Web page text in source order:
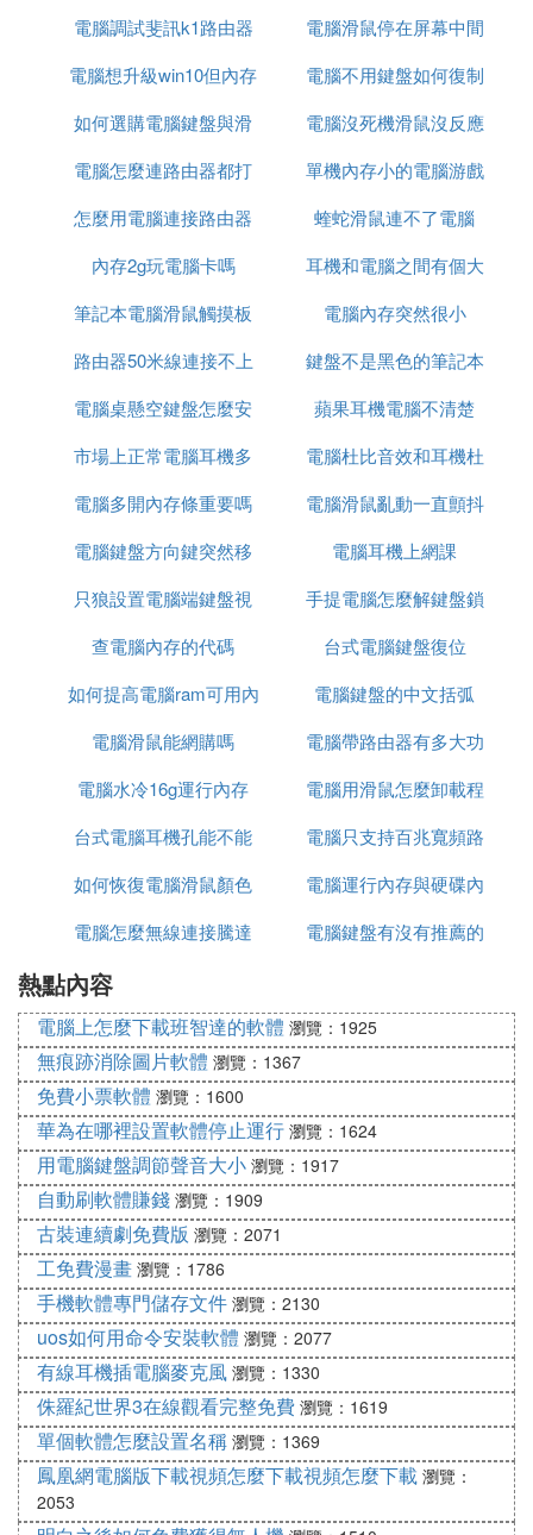
內存是電腦中最重要的配件之一，它的作用毋庸置
疑，那麼內存最常見的故障都有哪些呢？
常見故障一：開機無顯示；
內存條原因出現此類故障一般是因為內存條與主板內
存插槽接觸不良造成，只要用橡皮擦來回擦試其金手
指部位即可解決問題（不要用酒精等清洗），還有就
是內存損壞或主板內存槽有問題也會造成此類故障。
般都會長時間蜂鳴（針對Award Bios而言）。
常見故障二：Windows注冊表經常無故損壞，提示要
求用戶恢復此類故障一般都是因為內存條質量不佳引
起，很難予以修復，唯有更換一途。
常見故障三：Windows經常自動進入安全模式；
此類故障一般是由於主板與內存條不兼容或內存條質
量不佳引起，常見於高頻率的內存用於某些不支持此
頻率內存條的主板上，可以嘗試在CMOS設置內降低
內存讀取速度看能否解決問題，如若不行，那就只有
此類故障一般是由於採用了幾種不同晶元的內存條，
由於各內存條速度不同產生一個時間差從而導致死
決，否則，唯有使用同型號內存。還有一種可能就是
內存條與主板不兼容，此類現象一般少見，另外也有
常見故障五：內存加大後系統資源反而降低；
此類現象一般是由於主板與內存不兼容引起，常見於
高頻率的內存內存條用於某些不支持此頻率的內存條
中將內存的速度設置得低一點試試。
常見故障六：運行某些軟體時經常出現內存不足的提
示此現象一般是由於系統盤剩餘空間不足造成，可以
刪除一些無用文件，多留一些空間即可，一般保持在
300M左右為宜。
常見故障七：從硬碟引導安裝Windows進行到檢測磁
碟空間時，系統提示內存不足；
此類故障一般是由於用戶在config.sys文件中加入了e
mm386.exe文件，只要將其屏蔽掉即可解決問題。
電腦調試斐訊k1路由器
電腦滑鼠停在屏幕中間
怎麼解決
電腦想升級win10但內存
不夠
電腦不用鍵盤如何復制
如何選購電腦鍵盤與滑
鼠
電腦沒死機滑鼠沒反應
電腦怎麼連路由器都打
不開
單機內存小的電腦游戲
槍戰游戲
怎麼用電腦連接路由器
蝰蛇滑鼠連不了電腦
內存2g玩電腦卡嗎
耳機和電腦之間有個大
方塊
筆記本電腦滑鼠觸摸板
怎麼開發
電腦內存突然很小
路由器50米線連接不上
電腦
鍵盤不是黑色的筆記本
電腦
電腦桌懸空鍵盤怎麼安
裝
蘋果耳機電腦不清楚
市場上正常電腦耳機多
少元
電腦杜比音效和耳機杜
比音效
電腦多開內存條重要嗎
電腦滑鼠亂動一直顫抖
點開文件
電腦鍵盤方向鍵突然移
動速度慢了
電腦耳機上網課
只狼設置電腦端鍵盤視
角
手提電腦怎麼解鍵盤鎖
查電腦內存的代碼
台式電腦鍵盤復位
如何提高電腦ram可用內
存
電腦鍵盤的中文括弧
電腦滑鼠能網購嗎
電腦帶路由器有多大功
率
電腦水冷16g運行內存
電腦用滑鼠怎麼卸載程
序
台式電腦耳機孔能不能
插音響
電腦只支持百兆寬頻路
由器千兆
如何恢復電腦滑鼠顏色
電腦運行內存與硬碟內
存
電腦怎麼無線連接騰達
電腦鍵盤有沒有推薦的
熱點內容
電腦上怎麼下載班智達的軟體 瀏覽：1925
無痕跡消除圖片軟體 瀏覽：1367
免費小票軟體 瀏覽：1600
華為在哪裡設置軟體停止運行 瀏覽：1624
用電腦鍵盤調節聲音大小 瀏覽：1917
自動刷軟體賺錢 瀏覽：1909
古裝連續劇免費版 瀏覽：2071
工免費漫畫 瀏覽：1786
手機軟體專門儲存文件 瀏覽：2130
uos如何用命令安裝軟體 瀏覽：2077
有線耳機插電腦麥克風 瀏覽：1330
侏羅紀世界3在線觀看完整免費 瀏覽：1619
單個軟體怎麼設置名稱 瀏覽：1369
鳳凰網電腦版下載視頻怎麼下載視頻怎麼下載 瀏覽：
2053